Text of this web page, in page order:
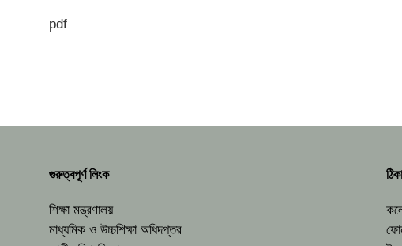
pdf
গুরুত্বপূর্ণ লিংক
শিক্ষা মন্ত্রণালয়
মাধ্যমিক ও উচ্চশিক্ষা অধিদপ্তর